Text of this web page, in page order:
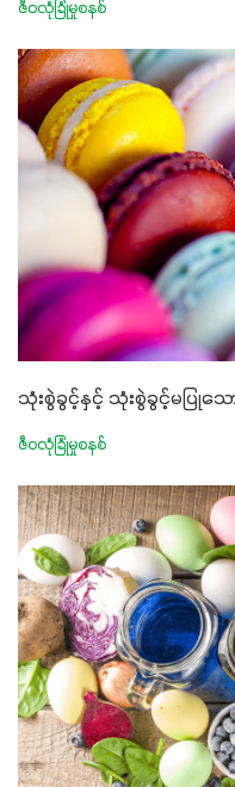
ဇီဝလုံခြုံမှုစနစ်
သုံးစွဲခွင့်နှင့် သုံးစွဲခွင့်မပြုသေ
ဇီဝလုံခြုံမှုစနစ်